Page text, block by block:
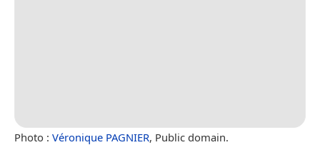
Photo : Véronique PAGNIER, Public domain.